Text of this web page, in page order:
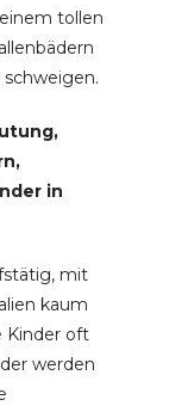
tollen
schweigen.
in
mit
kaum
Kinder oft
werden